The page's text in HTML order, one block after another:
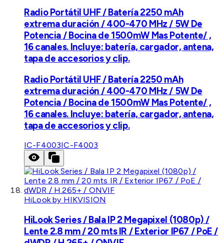
Radio Portátil UHF / Batería 2250 mAh
extrema duración / 400-470 MHz / 5W De
Potencia / Bocina de 1500mW Mas Potente/ ,
16 canales. Incluye: batería, cargador, antena,
tapa de accesorios y clip.
Radio Portátil UHF / Batería 2250 mAh
extrema duración / 400-470 MHz / 5W De
Potencia / Bocina de 1500mW Mas Potente/ ,
16 canales. Incluye: batería, cargador, antena,
tapa de accesorios y clip.
IC-F4003IC-F4003
HiLook by HIKVISION
HiLook Series / Bala IP 2 Megapixel (1080p) /
Lente 2.8 mm / 20 mts IR / Exterior IP67 / PoE /